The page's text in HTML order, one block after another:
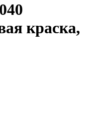
краска,